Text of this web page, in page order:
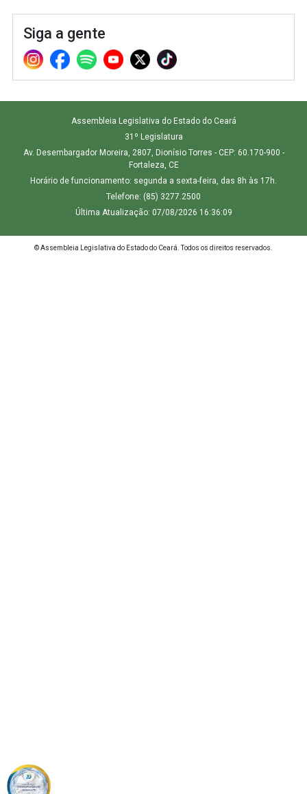
Siga a gente
Assembleia Legislativa do Estado do Ceará
31º Legislatura
Av. Desembargador Moreira, 2807, Dionísio Torres - CEP: 60.170-900 -
Fortaleza, CE
Horário de funcionamento: segunda a sexta-feira, das 8h às 17h.
Telefone: (85) 3277.2500
Última Atualização: 07/08/2026 16:36:09
© Assembleia Legislativa do Estado do Ceará. Todos os direitos reservados.